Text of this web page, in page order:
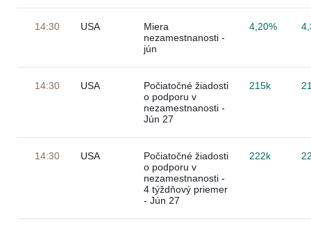
14:30 USA
Miera
nezamestnanosti -
jún
4,20%
14:30 USA
Počiatočné žiadosti
o podporu v
nezamestnanosti -
Jún 27
215k
14:30 USA
Počiatočné žiadosti
o podporu v
nezamestnanosti -
4 týždňový priemer
- Jún 27
222k